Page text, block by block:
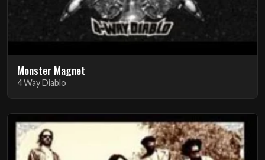
Monster Magnet
4 Way Diablo